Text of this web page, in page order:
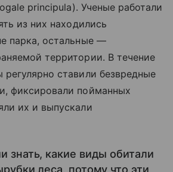
principula). Ученые работали
из них находились
парка, остальные —
территории. В течение
регулярно ставили безвредные
фиксировали пойманных
их и выпускали
знать, какие виды обитали
леса, потому что эти